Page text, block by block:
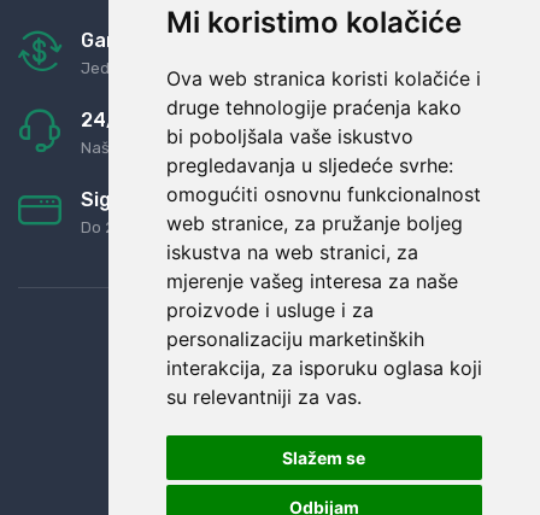
Mi koristimo kolačiće
Ova web stranica koristi kolačiće i
druge tehnologije praćenja kako
bi poboljšala vaše iskustvo
pregledavanja u sljedeće svrhe:
omogućiti osnovnu funkcionalnost
web stranice, za pružanje boljeg
iskustva na web stranici, za
mjerenje vašeg interesa za naše
proizvode i usluge i za
personalizaciju marketinških
interakcija, za isporuku oglasa koji
su relevantniji za vas.
Slažem se
Odbijam
Garancija u povrat novaca
Jednostavno pravilo: Roba za novac
24/7 odlična podrška
Naši agenti uvijek na raspolaganju
Sigurno obročno plaćanje
Do 24 rata bez kamata